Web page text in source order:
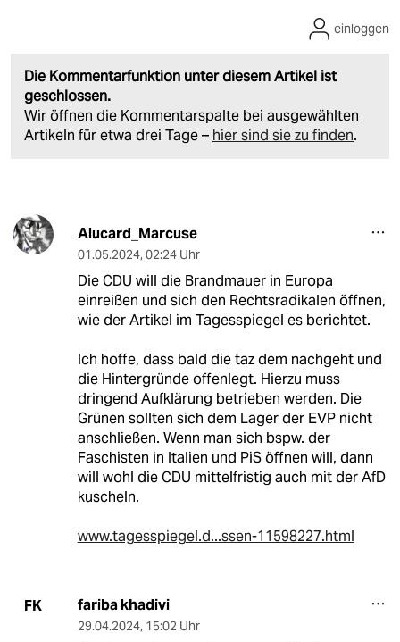
Die Kommentarfunktion unter diesem Artikel ist
geschlossen.
Wir öffnen die Kommentarspalte bei ausgewählten
Artikeln für etwa drei Tage – hier sind sie zu finden.
einloggen
Alucard_Marcuse
01.05.2024, 02:24 Uhr
Die CDU will die Brandmauer in Europa
einreißen und sich den Rechtsradikalen öffnen,
wie der Artikel im Tagesspiegel es berichtet.
Ich hoffe, dass bald die taz dem nachgeht und
die Hintergründe offenlegt. Hierzu muss
dringend Aufklärung betrieben werden. Die
Grünen sollten sich dem Lager der EVP nicht
anschließen. Wenn man sich bspw. der
Faschisten in Italien und PiS öffnen will, dann
will wohl die CDU mittelfristig auch mit der AfD
kuscheln.
www.tagesspiegel.d...ssen-11598227.html
FK fariba khadivi
29.04.2024, 15:02 Uhr